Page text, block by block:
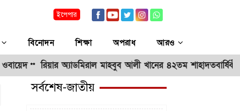
ইপেপার
বিনোদন শিক্ষা অপরাধ আরও
রিয়ার অ্যাডমিরাল মাহবুব আলী খানের ৪২তম শাহাদতবার্ষিকী উপলক্ষে
সর্বশেষ-জাতীয়